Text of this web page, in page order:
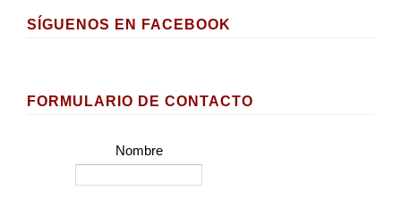
SÍGUENOS EN FACEBOOK
FORMULARIO DE CONTACTO
Nombre